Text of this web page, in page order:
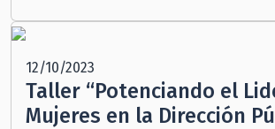
12/10/2023
Taller “Potenciando el
Mujeres en la Dirección